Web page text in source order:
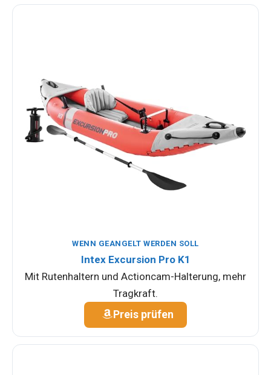
WENN GEANGELT WERDEN SOLL
Intex Excursion Pro K1
Mit Rutenhaltern und Actioncam-Halterung, mehr
Tragkraft.
Preis prüfen